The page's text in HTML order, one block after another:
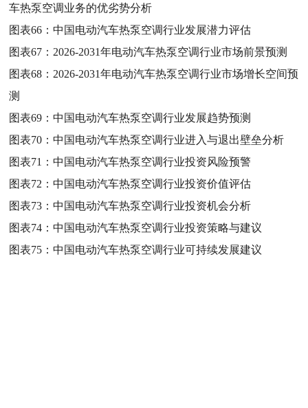
车热泵空调业务的优劣势分析
图表66：中国电动汽车热泵空调行业发展潜力评估
图表67： 2026-2031年电动汽车热泵空调行业市场前景预测
图表68： 2026-2031年电动汽车热泵空调行业市场增长空间预
测
图表69：中国电动汽车热泵空调行业发展趋势预测
图表70：中国电动汽车热泵空调行业进入与退出壁垒分析
图表71：中国电动汽车热泵空调行业投资风险预警
图表72：中国电动汽车热泵空调行业投资价值评估
图表73：中国电动汽车热泵空调行业投资机会分析
图表74：中国电动汽车热泵空调行业投资策略与建议
图表75：中国电动汽车热泵空调行业可持续发展建议